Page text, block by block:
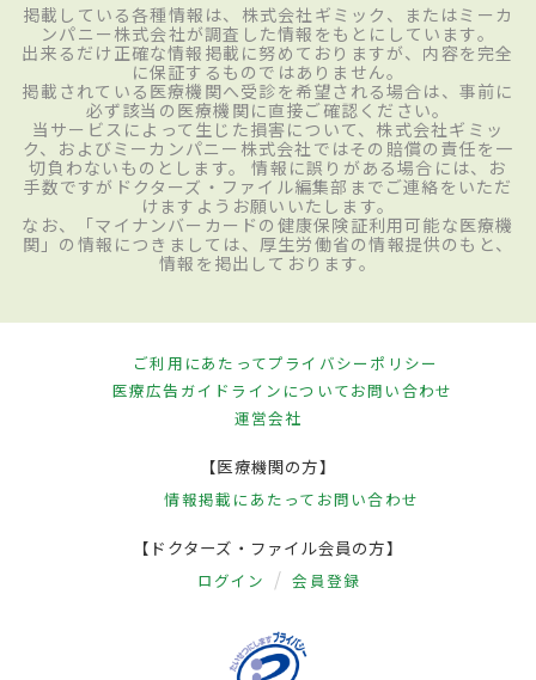
掲載している各種情報は、株式会社ギミック、またはミーカ
ンパニー株式会社が調査した情報をもとにしています。
出来るだけ正確な情報掲載に努めておりますが、内容を完全
に保証するものではありません。
掲載されている医療機関へ受診を希望される場合は、事前に
必ず該当の医療機関に直接ご確認ください。
当サービスによって生じた損害について、株式会社ギミッ
ク、およびミーカンパニー株式会社ではその賠償の責任を一
切負わないものとします。 情報に誤りがある場合には、お
手数ですがドクターズ・ファイル編集部までご連絡をいただ
けますようお願いいたします。
なお、「マイナンバーカードの健康保険証利用可能な医療機
関」の情報につきましては、厚生労働省の情報提供のもと、
情報を掲出しております。
ご利用にあたってプライバシーポリシー
医療広告ガイドラインについてお問い合わせ
運営会社
【医療機関の方】
情報掲載にあたって お問い合わせ
【ドクターズ・ファイル会員の方】
ログイン 会員登録